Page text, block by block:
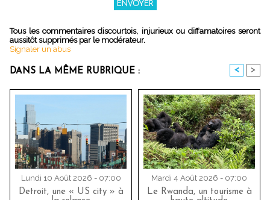
Tous les commentaires discourtois, injurieux ou diffamatoires seront
aussitôt supprimés par le modérateur.
Signaler un abus
DANS LA MÊME RUBRIQUE : < >
Lundi 10 Août 2026 - 07:00
Detroit, une « US city » à
Mardi 4 Août 2026 - 07:00
Le Rwanda, un tourisme à